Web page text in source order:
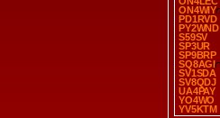
ON4WIY
PD1RVD
PY2WND
S59SV
SP3UR
SP9BRP
SQ8AGI
SV1SDA
SV8QDJ
UA4PAY
YO4WO
YV5KTM